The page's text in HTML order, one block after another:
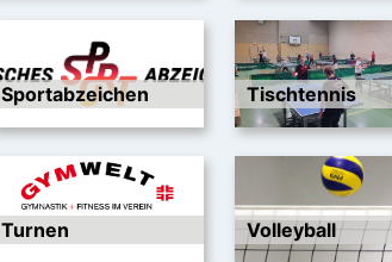
Sportabzeichen Tischtennis
Turnen Volleyball